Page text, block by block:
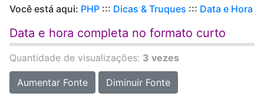
Você está aqui: PHP ::: Dicas & Truques ::: Data e Hora
Data e hora completa no formato curto
Quantidade de visualizações: 3 vezes
Aumentar Fonte Diminuir Fonte